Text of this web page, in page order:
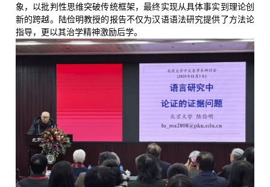
象，以批判性思维突破传统框架，最终实现从具体事实到理论创
新的跨越。陆俭明教授的报告不仅为汉语语法研究提供了方法论
指导，更以其治学精神激励后学。